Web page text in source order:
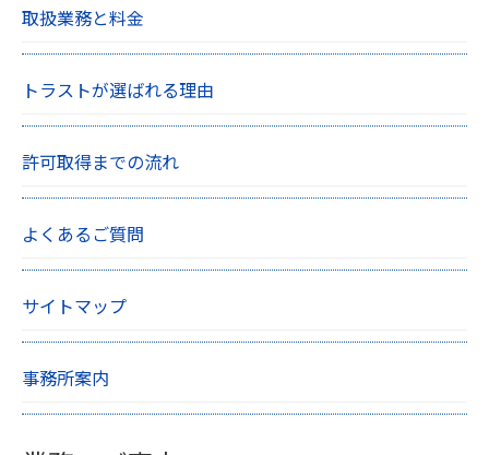
取扱業務と料金
トラストが選ばれる理由
許可取得までの流れ
よくあるご質問
サイトマップ
事務所案内